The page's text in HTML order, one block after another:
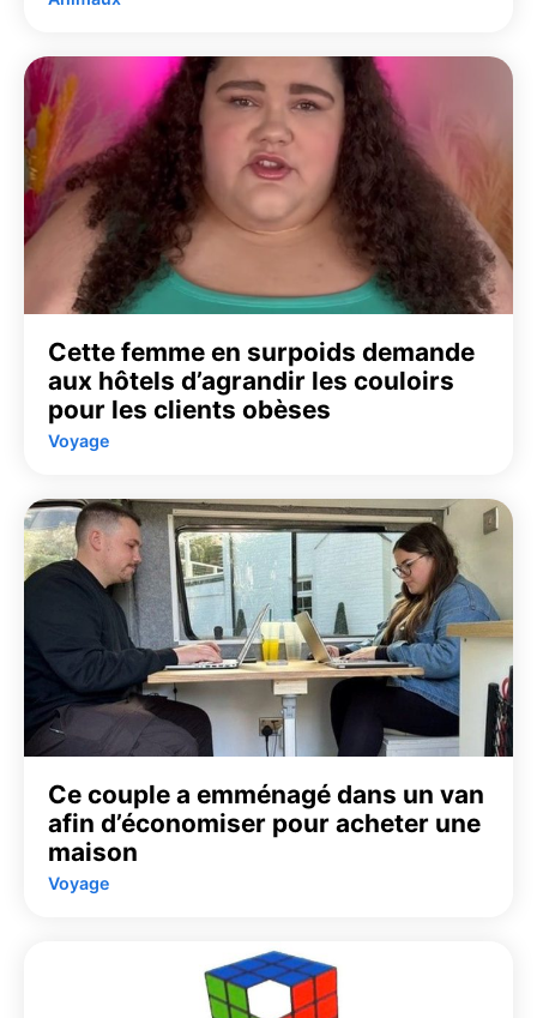
Cette femme en surpoids demande
aux hôtels d’agrandir les couloirs
pour les clients obèses
Voyage
Ce couple a emménagé dans un van
afin d’économiser pour acheter une
maison
Voyage